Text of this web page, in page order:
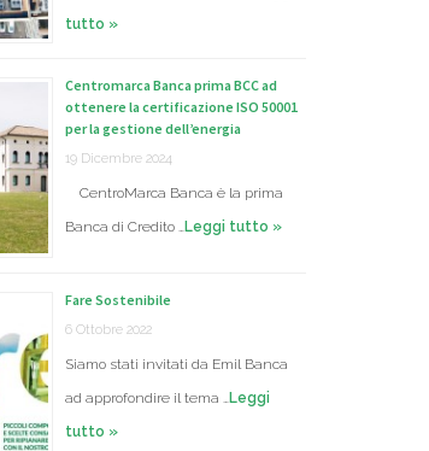
tutto »
Centromarca Banca prima BCC ad
ottenere la certificazione ISO 50001
per la gestione dell’energia
19 Dicembre 2024
CentroMarca Banca è la prima
Banca di Credito …Leggi tutto »
Fare Sostenibile
6 Ottobre 2022
Siamo stati invitati da Emil Banca
ad approfondire il tema …Leggi
tutto »